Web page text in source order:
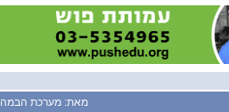
מאת: מערכת הבמה